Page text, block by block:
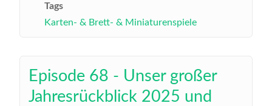
Tags
Karten- & Brett- & Miniaturenspiele
Episode 68 - Unser großer
Jahresrückblick 2025 und